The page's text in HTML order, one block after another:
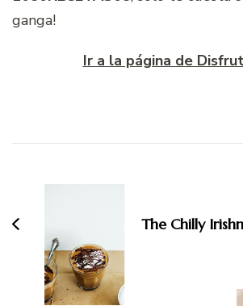
ganga!
Ir a la página de
The Chilly